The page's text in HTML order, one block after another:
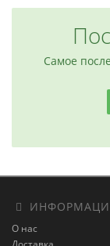
Самое
О нас